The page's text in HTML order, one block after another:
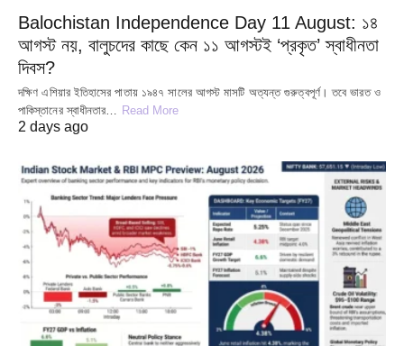
Balochistan Independence Day 11 August: ১৪
আগস্ট নয়, বালুচদের কাছে কেন ১১ আগস্টই ‘প্রকৃত’ স্বাধীনতা
দিবস?
দক্ষিণ এশিয়ার ইতিহাসের পাতায় ১৯৪৭ সালের আগস্ট মাসটি অত্যন্ত গুরুত্বপূর্ণ। তবে ভারত ও
পাকিস্তানের স্বাধীনতার… Read More
2 days ago